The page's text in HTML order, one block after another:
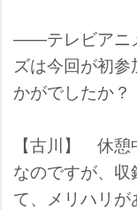
――テレビアニ
ズは今回が初
かがでしたか？
【古川】 休憩
なのですが、
て、メリハリ